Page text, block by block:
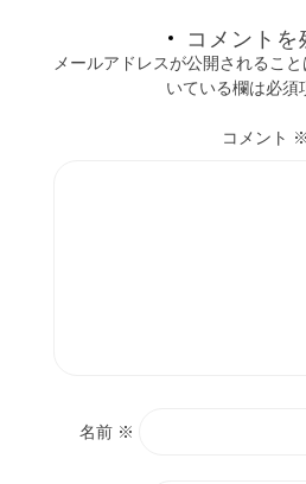
コメントを
メールアドレスが公開されること
いている欄は必須
コメント ※
名前 ※